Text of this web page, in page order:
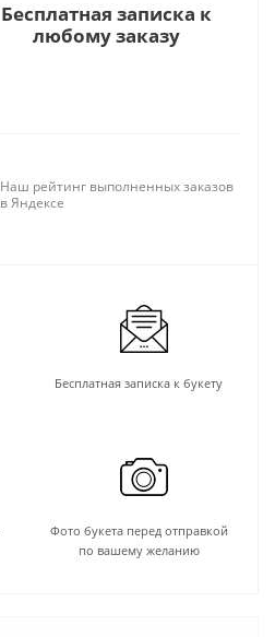
Бесплатная записка к
любому заказу
Наш рейтинг выполненных заказов
в Яндексе
Бесплатная записка к букету
Фото букета перед отправкой
по вашему желанию